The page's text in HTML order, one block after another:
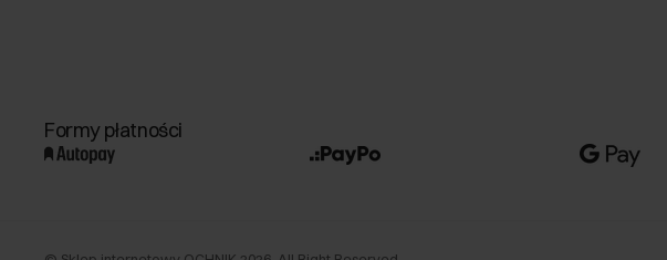
Formy płatności